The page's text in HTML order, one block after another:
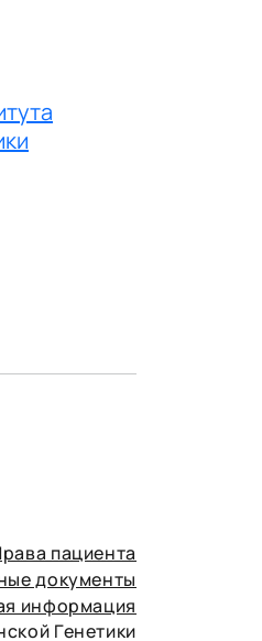
пациента
документы
информация
Генетики